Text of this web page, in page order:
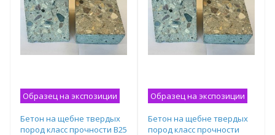
Образец на экспозиции
Бетон на щебне твердых
пород класс прочности B25
Образец на экспозиции
Бетон на щебне твердых
пород класс прочности